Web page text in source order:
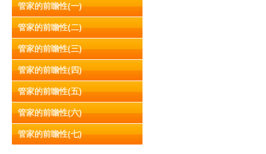
管家的前瞻性(一)
管家的前瞻性(二)
管家的前瞻性(三)
管家的前瞻性(四)
管家的前瞻性(五)
管家的前瞻性(六)
管家的前瞻性(七)